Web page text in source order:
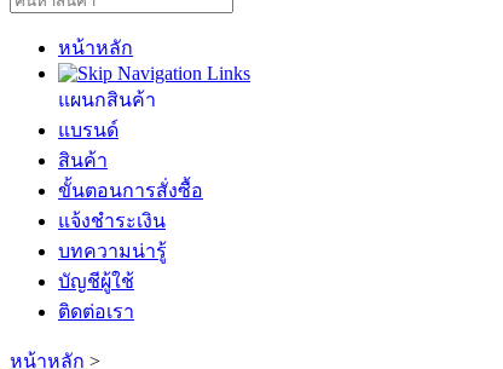
หน้าหลัก
แผนกสินค้า
แบรนด์
สินค้า
ขั้นตอนการสั่งซื้อ
แจ้งชำระเงิน
บทความน่ารู้
บัญชีผู้ใช้
ติดต่อเรา
หน้าหลัก >